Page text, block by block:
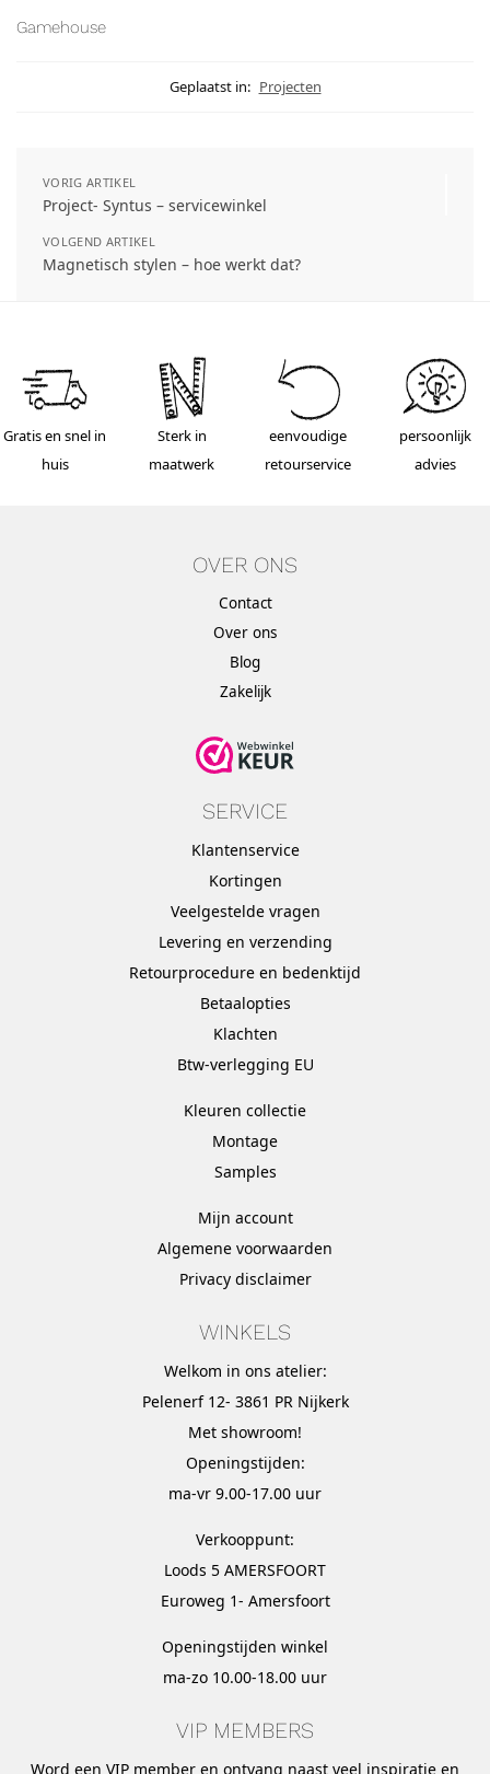
Gamehouse
Geplaatst in: Projecten
VORIG ARTIKEL
Project- Syntus – servicewinkel
VOLGEND ARTIKEL
Magnetisch stylen – hoe werkt dat?
Gratis en snel in
huis
Sterk in
maatwerk
eenvoudige
retourservice
persoonlijk
advies
OVER ONS
Contact
Over ons
Blog
Zakelijk
SERVICE
Klantenservice
Kortingen
Veelgestelde vragen
Levering en verzending
Retourprocedure en bedenktijd
Betaalopties
Klachten
Btw-verlegging EU
Kleuren collectie
Montage
Samples
Mijn account
Algemene voorwaarden
Privacy disclaimer
WINKELS
Welkom in ons atelier:
Pelenerf 12- 3861 PR Nijkerk
Met showroom!
Openingstijden:
ma-vr 9.00-17.00 uur
Verkooppunt:
Loods 5 AMERSFOORT
Euroweg 1- Amersfoort
Openingstijden winkel
ma-zo 10.00-18.00 uur
VIP MEMBERS
Word een VIP member en ontvang naast veel inspiratie en